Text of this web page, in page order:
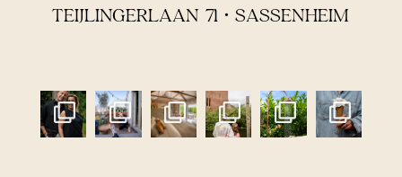
TEIJLINGERLAAN 71 • SASSENHEIM